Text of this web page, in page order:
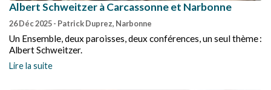
Albert Schweitzer à Carcassonne et Narbonne
26 Déc 2025- Patrick Duprez, Narbonne
Un Ensemble, deux paroisses, deux conférences, un seul thème :
Albert Schweitzer.
Lire la suite